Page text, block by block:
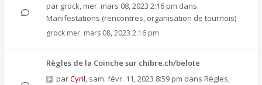
par grock, mer. mars 08, 2023 2:16 pm dans
Manifestations (rencontres, organisation de tournois)
grock mer. mars 08, 2023 2:16 pm
Règles de la Coinche sur chibre.ch/belote
parCyril, sam. févr. 11, 2023 8:59 pm dans Règles,